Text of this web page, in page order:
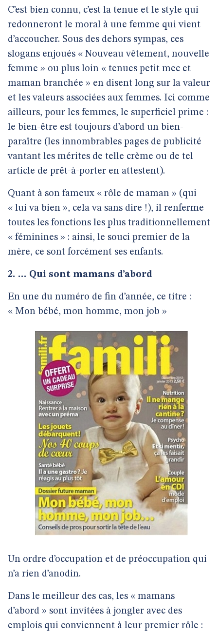
C’est bien connu, c’est la tenue et le style qui
redonneront le moral à une femme qui vient
d’accoucher. Sous des dehors sympas, ces
slogans enjoués « Nouveau vêtement, nouvelle
femme » ou plus loin « tenues petit mec et
maman branchée » en disent long sur la valeur
et les valeurs associées aux femmes. Ici comme
ailleurs, pour les femmes, le superficiel prime :
le bien-être est toujours d’abord un bien-
paraître (les innombrables pages de publicité
vantant les mérites de telle crème ou de tel
article de prêt-à-porter en attestent).
Quant à son fameux « rôle de maman » (qui
« lui va bien », cela va sans dire !), il renferme
toutes les fonctions les plus traditionnellement
« féminines » : ainsi, le souci premier de la
mère, ce sont forcément ses enfants.
2. … Qui sont mamans d’abord
En une du numéro de fin d’année, ce titre :
« Mon bébé, mon homme, mon job »
Un ordre d’occupation et de préoccupation qui
n’a rien d’anodin.
Dans le meilleur des cas, les « mamans
d’abord » sont invitées à jongler avec des
emplois qui conviennent à leur premier rôle :